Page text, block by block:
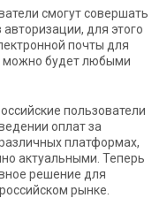
смогут совершать
для этого
почты для
можно будет любыми
пользователи
оплат за
платформах,
актуальными. Теперь
решение для
рынке.